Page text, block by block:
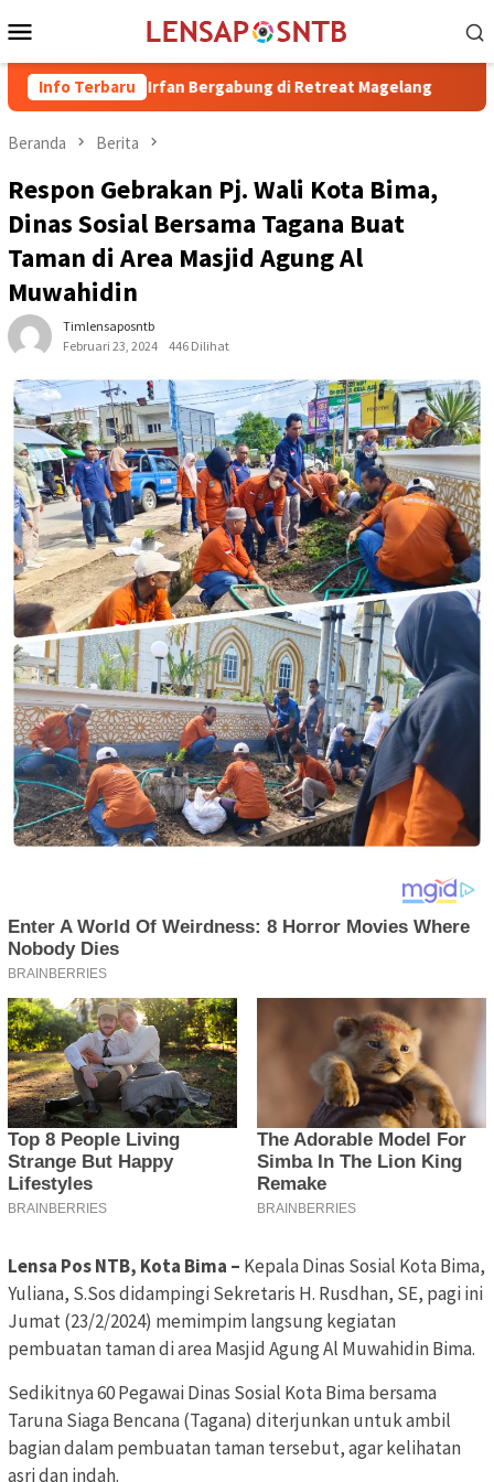
ke
Mobile
Info Terbaru
H. Irfan Bergabung di Retreat Magelang Rutan Kelas
Beranda Berita
Respon Gebrakan Pj. Wali Kota Bima,
Dinas Sosial Bersama Tagana Buat
Taman di Area Masjid Agung Al
Muwahidin
Timlensaposntb
Februari 23, 2024
446 Dilihat
Lensa Pos NTB, Kota Bima – Kepala Dinas Sosial Kota Bima,
Yuliana, S.Sos didampingi Sekretaris H. Rusdhan, SE, pagi ini
Jumat (23/2/2024) memimpim langsung kegiatan
pembuatan taman di area Masjid Agung Al Muwahidin Bima.
Sedikitnya 60 Pegawai Dinas Sosial Kota Bima bersama
Taruna Siaga Bencana (Tagana) diterjunkan untuk ambil
bagian dalam pembuatan taman tersebut, agar kelihatan
asri dan indah.